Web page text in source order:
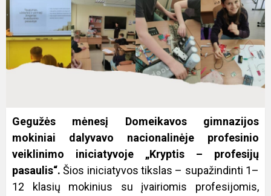
Gegužės mėnesį Domeikavos gimnazijos
mokiniai dalyvavo nacionalinėje profesinio
veiklinimo iniciatyvoje „Kryptis – profesijų
pasaulis“. Šios iniciatyvos tikslas – supažindinti 1–
12 klasių mokinius su įvairiomis profesijomis,